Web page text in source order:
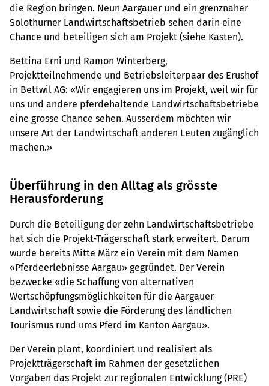
die Region bringen. Neun Aargauer und ein grenznaher
Solothurner Landwirtschaftsbetrieb sehen darin eine
Chance und beteiligen sich am Projekt (siehe Kasten).
Bettina Erni und Ramon Winterberg,
Projektteilnehmende und Betriebsleiterpaar des Erushof
in Bettwil AG: «Wir engagieren uns im Projekt, weil wir für
uns und andere pferdehaltende Landwirtschaftsbetriebe
eine grosse Chance sehen. Ausserdem möchten wir
unsere Art der Landwirtschaft anderen Leuten zugänglich
machen.»
Überführung in den Alltag als grösste
Herausforderung
Durch die Beteiligung der zehn Landwirtschaftsbetriebe
hat sich die Projekt-Trägerschaft stark erweitert. Darum
wurde bereits Mitte März ein Verein mit dem Namen
«Pferdeerlebnisse Aargau» gegründet. Der Verein
bezwecke «die Schaffung von alternativen
Wertschöpfungsmöglichkeiten für die Aargauer
Landwirtschaft sowie die Förderung des ländlichen
Tourismus rund ums Pferd im Kanton Aargau».
Der Verein plant, koordiniert und realisiert als
Projektträgerschaft im Rahmen der gesetzlichen
Vorgaben das Projekt zur regionalen Entwicklung (PRE)